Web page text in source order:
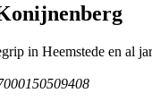
in Heemstede en al